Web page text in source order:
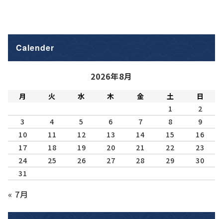
Calender
2026年8月
月 火 水 木 金 土
日
1
2
3
4 5 6 7 8
9
10
11 12 13 14 15
16
17
18 19 20 21 22
23
24
25 26 27 28 29
30
31
« 7月